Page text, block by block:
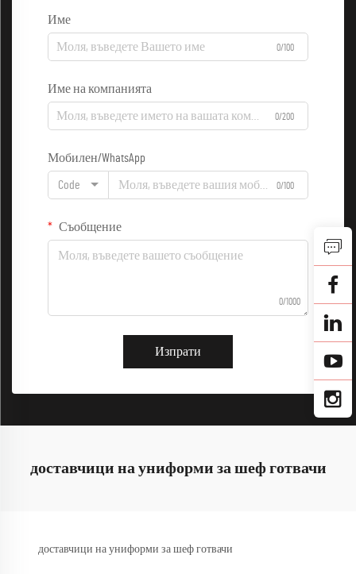
Име
0/100
Име на компанията
0/200
Мобилен/WhatsApp
Code 0/100
Съобщение
0/1000
Изпрати
доставчици на униформи за шеф готвачи
доставчици на униформи за шеф готвачи